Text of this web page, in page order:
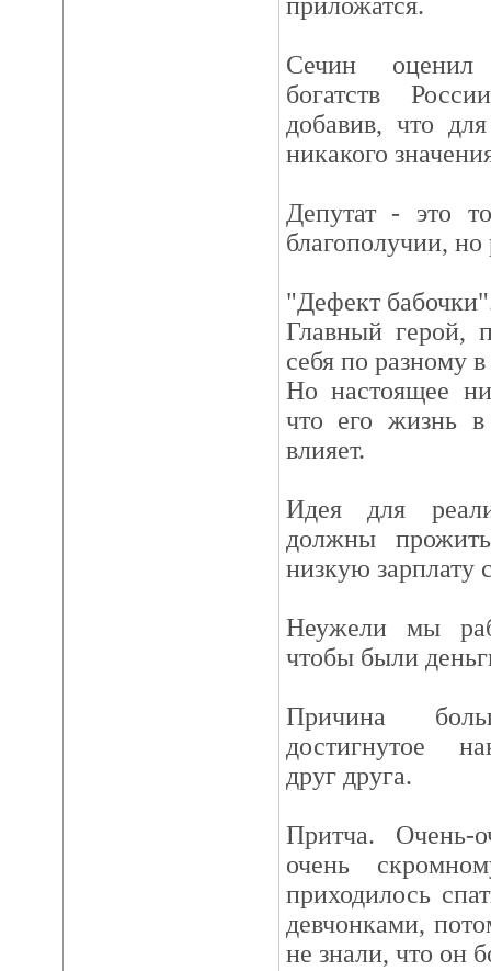
Сечин оценил
богатств
добавив, что
никакого
Депутат - это
благополучии, но
"Дефект
Главный герой,
себя по разному
Но настоящее
что его жизнь
влияет.
Идея для
должны
низкую зарплату
Неужели мы
чтобы были
Причина
достигнутое
друг друга.
Притча. Очень-
очень
приходилось
девчонками,
не знали, что он